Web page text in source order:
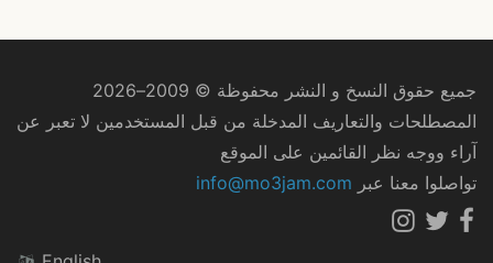
جميع حقوق النسخ و النشر محفوظة © 2009–2026
المصطلحات والتعاريف المدخلة من قبل المستخدمين لا تعبر عن
آراء ووجه نظر القائمين على الموقع
تواصلوا معنا عبر info@mo3jam.com